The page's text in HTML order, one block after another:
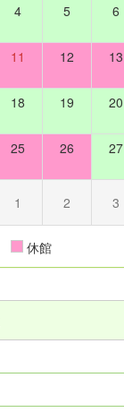
4 5 6
11 12 13
18 19 20
25 26 27
1 2 3
休館